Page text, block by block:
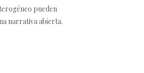
pueden
narrativa abierta.